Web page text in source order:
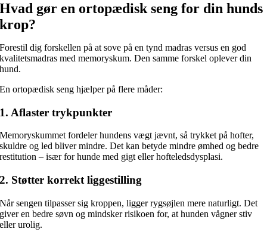
Hvad gør en ortopædisk seng for din hunds
krop?
Forestil dig forskellen på at sove på en tynd madras versus en god
kvalitetsmadras med memoryskum. Den samme forskel oplever din
hund.
En ortopædisk seng hjælper på flere måder:
1. Aflaster trykpunkter
Memoryskummet fordeler hundens vægt jævnt, så trykket på hofter,
skuldre og led bliver mindre. Det kan betyde mindre ømhed og bedre
restitution – især for hunde med gigt eller hofteledsdysplasi.
2. Støtter korrekt liggestilling
Når sengen tilpasser sig kroppen, ligger rygsøjlen mere naturligt. Det
giver en bedre søvn og mindsker risikoen for, at hunden vågner stiv
eller urolig.